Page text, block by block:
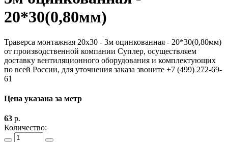
20*30(0,80мм)
Траверса монтажная 20х30 - 3м оцинкованная - 20*30(0,80мм)
от производственной компании Суплер, осуществляем
доставку вентиляционного оборудования и комплектующих
по всей России, для уточнения заказа звоните +7 (499) 272-69-
61
Цена указана за метр
63 р.
Количество: